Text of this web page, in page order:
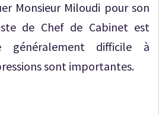
Monsieur Miloudi pour son
de Chef de Cabinet est
généralement difficile à
sont importantes.